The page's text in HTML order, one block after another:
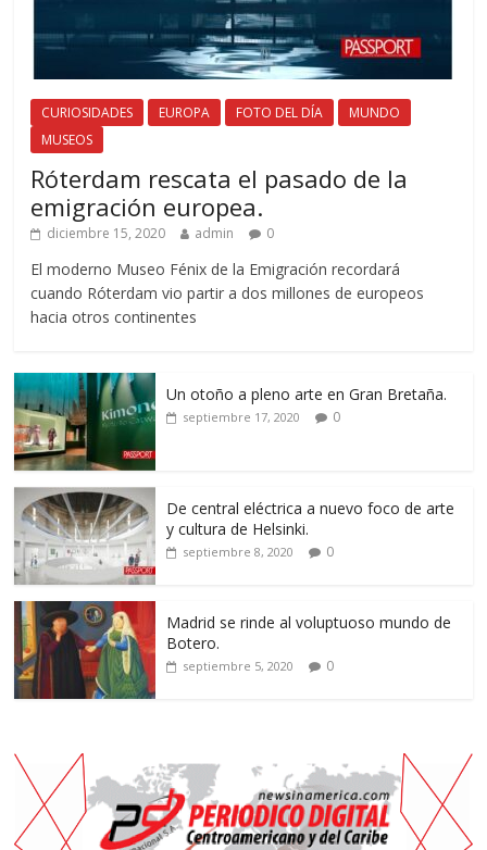
CURIOSIDADES EUROPA FOTO DEL DÍA
MUNDO
MUSEOS
Róterdam rescata el pasado de la
emigración europea.
diciembre 15, 2020 admin 0
El moderno Museo Fénix de la Emigración recordará
cuando Róterdam vio partir a dos millones de europeos
hacia otros continentes
Un otoño a pleno arte en Gran Bretaña.
septiembre 17, 2020 0
De central eléctrica a nuevo foco de arte
y cultura de Helsinki.
septiembre 8, 2020 0
Madrid se rinde al voluptuoso mundo de
Botero.
septiembre 5, 2020 0